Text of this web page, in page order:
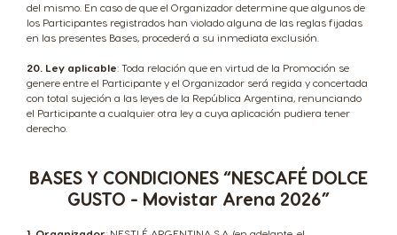
del mismo. En caso de que el Organizador determine que algunos de
los Participantes registrados han violado alguna de las reglas fijadas
en las presentes Bases, procederá a su inmediata exclusión.
20. Ley aplicable: Toda relación que en virtud de la Promoción se
genere entre el Participante y el Organizador será regida y concertada
con total sujeción a las leyes de la República Argentina, renunciando
el Participante a cualquier otra ley a cuya aplicación pudiera tener
derecho.
BASES Y CONDICIONES “NESCAFÉ DOLCE
GUSTO - Movistar Arena 2026”